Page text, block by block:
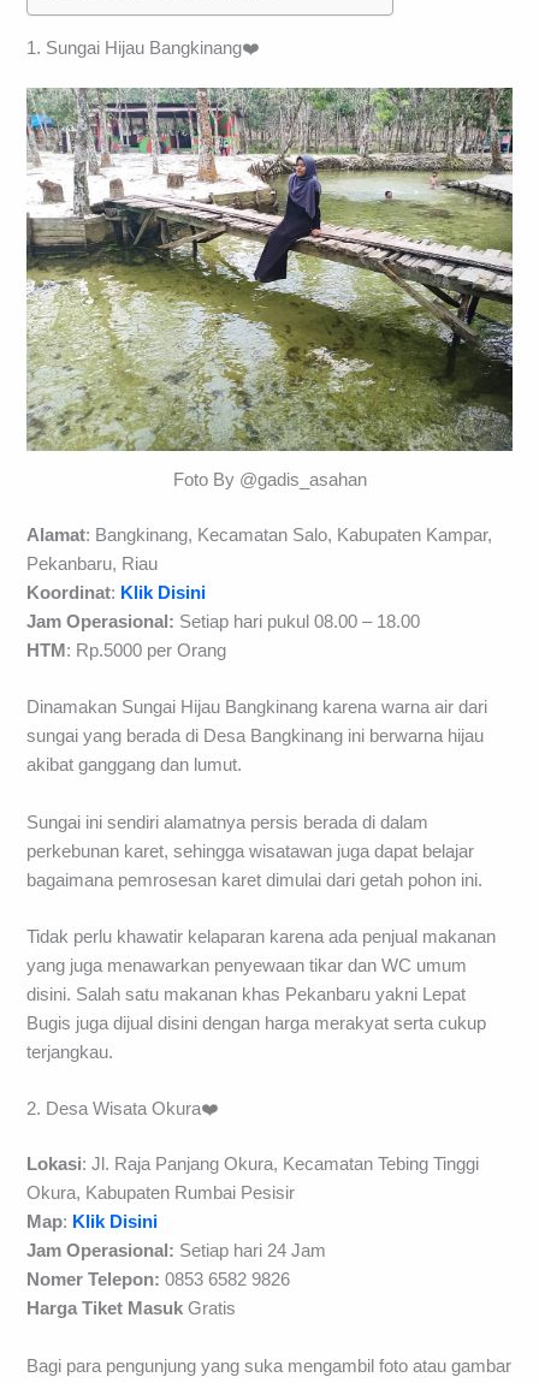
1. Sungai Hijau Bangkinang❤️
Foto By @gadis_asahan
Alamat: Bangkinang, Kecamatan Salo, Kabupaten Kampar,
Pekanbaru, Riau
Koordinat: Klik Disini
Jam Operasional: Setiap hari pukul 08.00 – 18.00
HTM : Rp.5000 per Orang
Dinamakan Sungai Hijau Bangkinang karena warna air dari
sungai yang berada di Desa Bangkinang ini berwarna hijau
akibat ganggang dan lumut.
Sungai ini sendiri alamatnya persis berada di dalam
perkebunan karet, sehingga wisatawan juga dapat belajar
bagaimana pemrosesan karet dimulai dari getah pohon ini.
Tidak perlu khawatir kelaparan karena ada penjual makanan
yang juga menawarkan penyewaan tikar dan WC umum
disini. Salah satu makanan khas Pekanbaru yakni Lepat
Bugis juga dijual disini dengan harga merakyat serta cukup
terjangkau.
2. Desa Wisata Okura❤️
Lokasi: Jl. Raja Panjang Okura, Kecamatan Tebing Tinggi
Okura, Kabupaten Rumbai Pesisir
Map: Klik Disini
Jam Operasional: Setiap hari 24 Jam
Nomer Telepon: 0853 6582 9826
Harga Tiket Masuk Gratis
Bagi para pengunjung yang suka mengambil foto atau gambar